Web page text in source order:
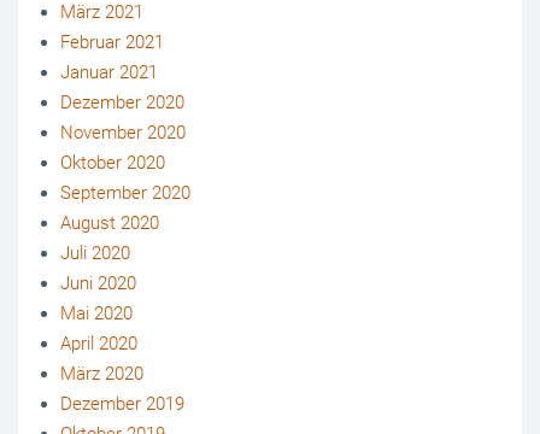
März 2021
Februar 2021
Januar 2021
Dezember 2020
November 2020
Oktober 2020
September 2020
August 2020
Juli 2020
Juni 2020
Mai 2020
April 2020
März 2020
Dezember 2019